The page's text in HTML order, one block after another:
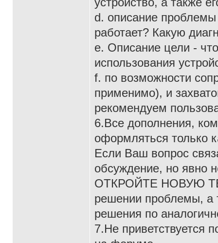
d. описание
работает? Какую
e. Описание цели -
использования
f. по возможности
применимо), и
рекомендуем
6.Все дополнения,
оформляться только
Если Ваш вопрос
обсуждение, но явно
ОТКРОЙТЕ НОВУЮ
решении проблемы, а
решения по
7.Не приветствуется